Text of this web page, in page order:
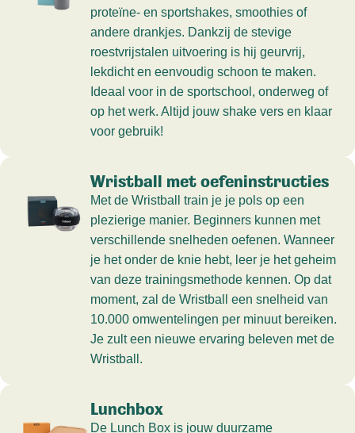
proteïne- en sportshakes, smoothies of
andere drankjes. Dankzij de stevige
roestvrijstalen uitvoering is hij geurvrij,
lekdicht en eenvoudig schoon te maken.
Ideaal voor in de sportschool, onderweg of
op het werk. Altijd jouw shake vers en klaar
voor gebruik!
Wristball met oefeninstructies
Met de Wristball train je je pols op een
plezierige manier. Beginners kunnen met
verschillende snelheden oefenen. Wanneer
je het onder de knie hebt, leer je het geheim
van deze trainingsmethode kennen. Op dat
moment, zal de Wristball een snelheid van
10.000 omwentelingen per minuut bereiken.
Je zult een nieuwe ervaring beleven met de
Wristball.
Lunchbox
De Lunch Box is jouw duurzame